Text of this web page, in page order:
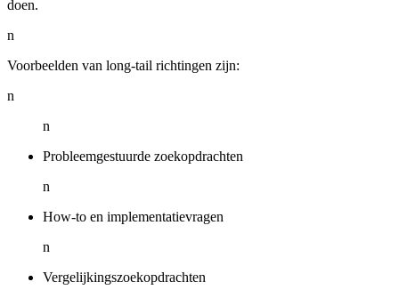
doen.
n
Voorbeelden van long-tail richtingen zijn:
n
n
Probleemgestuurde zoekopdrachten
n
How-to en implementatievragen
n
Vergelijkingszoekopdrachten